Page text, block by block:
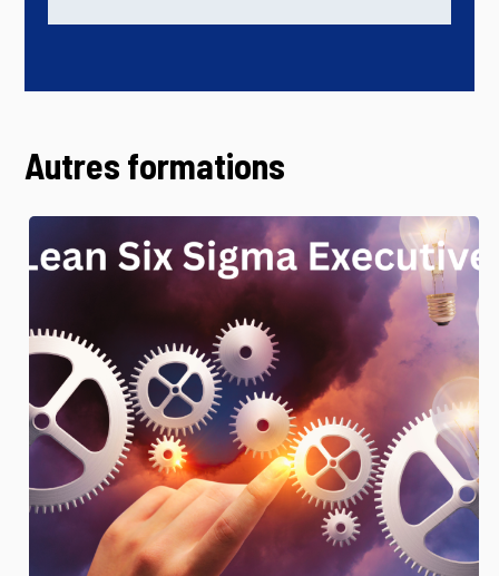
Autres formations